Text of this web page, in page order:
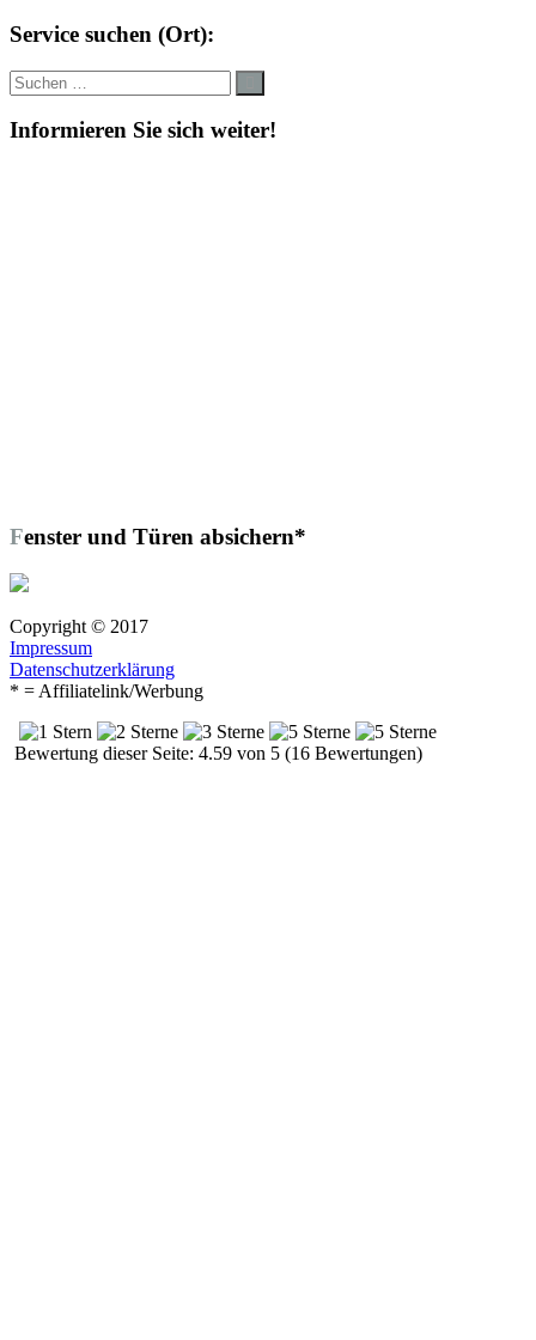
Service suchen (Ort):
Suche
nach:
Informieren Sie sich weiter!
Fenster und Türen absichern*
Copyright © 2017
Impressum
Datenschutzerklärung
* = Affiliatelink/Werbung
Bewertung dieser Seite: 4.59 von 5 (16 Bewertungen)